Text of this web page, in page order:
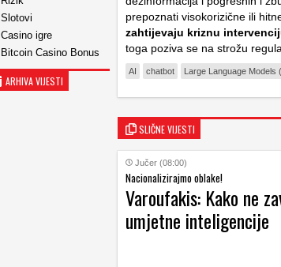
Slotovi
Casino igre
Bitcoin Casino Bonus
ARHIVA VIJESTI
prepoznati visokorizične ili
zahtijevaju kriznu
toga poziva se na strožu
AI chatbot Large Language Models
SLIČNE VIJESTI
Jučer (08:00)
Nacionalizirajmo oblake!
Varoufakis: Kako ne
umjetne inteligencije